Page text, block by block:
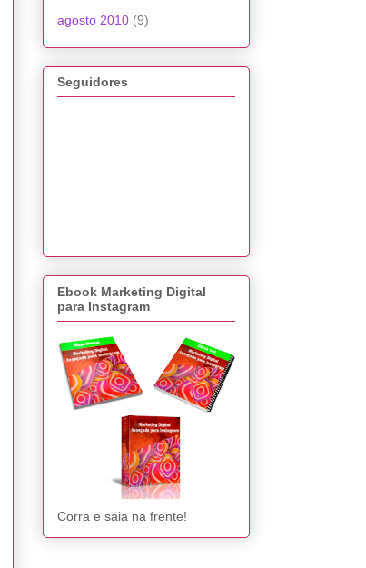
agosto 2010 (9)
Seguidores
Ebook Marketing Digital
para Instagram
Corra e saia na frente!